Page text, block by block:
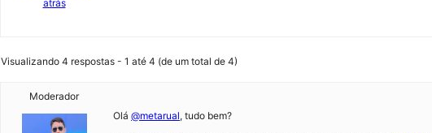
atrás
Visualizando 4 respostas - 1 até 4 (de um total de 4)
Moderador
Olá @metarual, tudo bem?